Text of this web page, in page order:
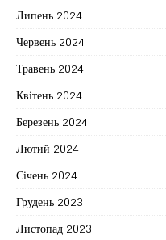
Липень 2024
Червень 2024
Травень 2024
Квітень 2024
Березень 2024
Лютий 2024
Січень 2024
Грудень 2023
Листопад 2023